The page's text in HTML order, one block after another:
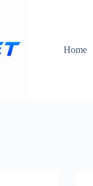
Home